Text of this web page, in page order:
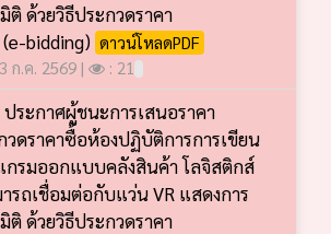
ด้วยวิธีประกวดราคา
bidding) ดาวน์โหลดPDF
ก.ค. 2569 |
: 21
ประกาศผู้ชนะการเสนอราคา
วดราคาซื้อห้องปฏิบัติการการเขียน
กรมออกแบบคลังสินค้า โลจิสติกส์
รถเชื่อมต่อกับแว่น VR แสดงการ
ด้วยวิธีประกวดราคา